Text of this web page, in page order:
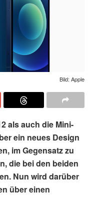
Bild: Apple
als auch die Mini-
ein neues Design
im Gegensatz zu
die bei den beiden
Nun wird darüber
über einen